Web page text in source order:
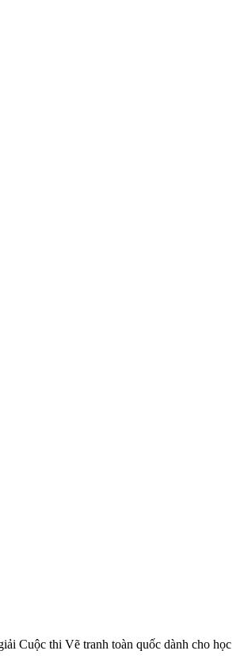
Cuộc thi Vẽ tranh toàn quốc dành cho học